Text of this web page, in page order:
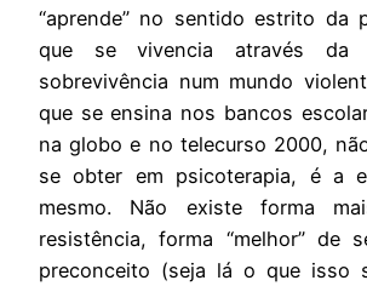
“aprende” no sentido estrito da
que se vivencia através da
sobrevivência num mundo
que se ensina nos bancos
na globo e no telecurso 2000,
se obter em psicoterapia, é a
mesmo. Não existe forma
resistência, forma “melhor” de
preconceito (seja lá o que isso